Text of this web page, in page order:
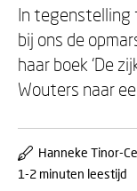
In tegenstelling
bij ons de
haar boek ‘De
Wouters naar
Hanneke Tinor-
1-2 minuten leestijd